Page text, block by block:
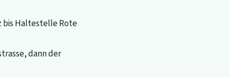
bis Haltestelle Rote
dann der